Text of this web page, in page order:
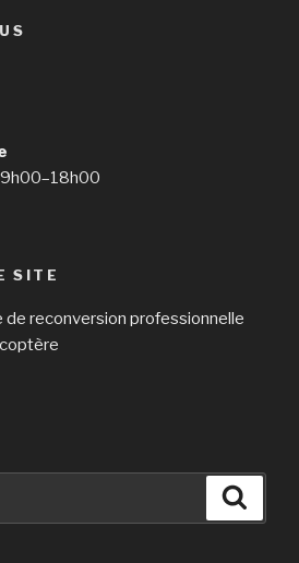
9h00–18h00
SITE
reconversion professionnelle